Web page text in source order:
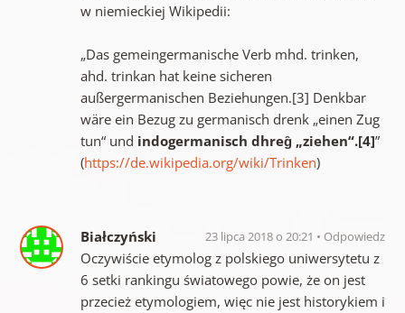
w niemieckiej Wikipedii:
„Das gemeingermanische Verb mhd. trinken,
ahd. trinkan hat keine sicheren
außergermanischen Beziehungen.[3] Denkbar
wäre ein Bezug zu germanisch drenk „einen Zug
tun“ und indogermanisch dhreg̑ „ziehen“.[4]”
(https://de.wikipedia.org/wiki/Trinken)
Białczyński 23 lipca 2018 o 20:21 Odpowiedz
Oczywiście etymolog z polskiego uniwersytetu z
6 setki rankingu światowego powie, że on jest
przecież etymologiem, więc nie jest historykiem i